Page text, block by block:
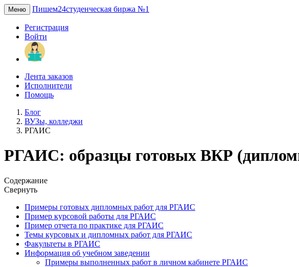
Меню Пишем24студенческая биржа №1
Регистрация
Войти
Лента заказов
Исполнители
Помощь
Блог
ВУЗы, колледжи
РГАИС
РГАИС: образцы готовых ВКР
Содержание
Свернуть
Примеры готовых дипломных работ для РГАИС
Пример курсовой работы для РГАИС
Пример отчета по практике для РГАИС
Темы курсовых и дипломных работ для РГАИС
Факультеты в РГАИС
Информация об учебном заведении
Примеры выполненных работ в личном кабинете РГАИС